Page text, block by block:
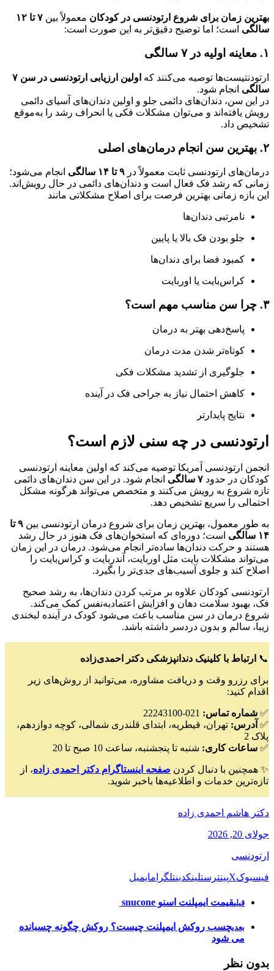
بهترین زمان برای شروع ارتودنسی در کودکان معمولاً بین
۷ تا ۱۲
سالگی است؛ اما توضیح دقیق‌تر به این صورت است:
۱. معاینه اولیه در ۷ سالگی
ارتودنتیست‌ها توصیه می‌کنند که
اولین ارزیابی ارتودنسی در سن ۷
سالگی انجام شود.
در این سن، دندان‌های دائمی جلو و اولین دندان‌های آسیای دائمی
رویش یافته‌اند و می‌توان مشکلات فکی یا انحراف رشد را به‌موقع
تشخیص داد.
۲. بهترین سن انجام درمان‌های اصلی
درمان‌های ارتودنسی ثابت معمولاً در ۹ تا ۱۴ سالگی
انجام می‌شود؛
زمانی که رشد فک فعال است و دندان‌های دائمی در حال رویش‌اند.
این بازه زمانی بهترین فرصت برای اصلاح مشکلاتی مانند
نامرتبی دندان‌ها
جلو بودن فک بالا یا پایین
کمبود فضا برای دندان‌ها
کراس‌بایت یا اوربایت
۳. چرا سن مناسب مهم است؟
پاسخ‌دهی بهتر به درمان
کوتاه‌تر شدن مدت درمان
جلوگیری از تشدید مشکلات فکی
کاهش احتمال نیاز به جراحی فک در آینده
نتایج پایدارتر
ارتودنسی در چه سنی لازم است؟
انجمن ارتودنسی آمریکا توصیه می‌کند که اولین معاینه ارتودنسی
کودکان در حدود ۷ سالگی انجام شود. در این سن دندان‌های دائمی
تازه شروع به رویش می‌کنند و متخصص می‌تواند هرگونه مشکل
احتمالی را سریع تشخیص دهد.
به طور معمول، بهترین زمان برای شروع درمان ارتودنسی بین ۹تا
۱۴ سالگی
است؛ دوره‌ای که استخوان‌های فک هنوز در حال رشد
هستند و حرکت دندان‌ها ساده‌تر انجام می‌شود. درمان در این زمان
می‌تواند مشکلات بایت مثل اوربایت، آندربایت و کراس‌بایت را
اصلاح کند و جلوی آسیب‌های جدی‌تر را بگیرد.
ارتودنسی کودکان علاوه بر مرتب کردن دندان‌ها، به رشد صحیح
فک، بهبود سلامت دهان و افزایش اعتمادبه‌نفس کمک می‌کند.
شروع درمان در سن مناسب باعث می‌شود کودک در آینده لبخندی
زیبا، سالم و بدون دردسر داشته باشد.
📞 ارتباط با کلینیک دندانپزشکی دکتر احمدی‌زاده
برای رزرو وقت و دریافت مشاوره، می‌توانید از روش‌های زیر
اقدام کنید:
✅ شماره تماس:
✅ آدرس: تهران، قیطریه، ابتدای قلندری شمالی، کوچه دوازدهم،
پلاک 2
✅ ساعات کاری: شنبه تا پنجشنبه، ساعت 10 صبح تا 20
✨ همچنین با دنبال کردن صفحه اینستاگرام دکتر احمدی زاده، از
تازه‌ترین خدمات و اطلاعیه‌ها باخبر شوید.
دکتر هاشم احمدی زاده
جولای 20, 2026
ارتودنسی
فیسبوکXپینترستلینکدینتلگرامایمیل
قبلیقیمت ایمپلنت اسنو snucone
بعدیچسب روکش ایمپلنت چیست؟ روکش چگونه چسبانده
می شود
بدون نظر